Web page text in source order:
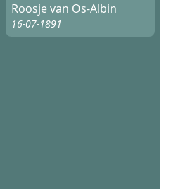
Roosje van Os-Albin
16-07-1891